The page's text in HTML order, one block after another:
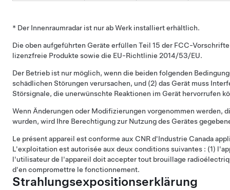
* Der Innenraumradar ist nur ab Werk installiert erhältlich.
Die oben aufgeführten Geräte erfüllen Teil 15 der FCC-
lizenzfreie Produkte sowie die EU-Richtlinie 2014/53/EU.
Der Betrieb ist nur möglich, wenn die beiden folgenden
schädlichen Störungen verursachen, und (2) das Gerät muss
Störsignale, die unerwünschte Reaktionen im Gerät hervorrufen
Wenn Änderungen oder Modifizierungen vorgenommen werden,
wurden, wird Ihre Berechtigung zur Nutzung des Gerätes
Le présent appareil est conforme aux CNR d'Industrie Canada
L'exploitation est autorisée aux deux conditions suivantes : (1)
l'utilisateur de l'appareil doit accepter tout brouillage
d'en compromettre le fonctionnement.
Strahlungsexpositionserklärung